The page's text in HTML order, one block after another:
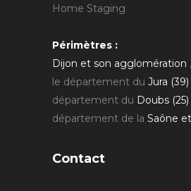
Home Staging
Périmètres :
Dijon et son agglomération
le département du Jura (39)
département du Doubs (25)
département de la Saône
Contact